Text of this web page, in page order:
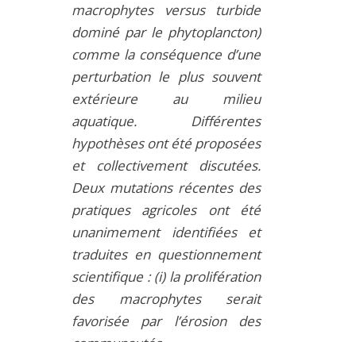
macrophytes versus turbide
dominé par le phytoplancton)
comme la conséquence d’une
perturbation le plus souvent
extérieure au milieu
aquatique. Différentes
hypothèses ont été proposées
et collectivement discutées.
Deux mutations récentes des
pratiques agricoles ont été
unanimement identifiées et
traduites en questionnement
scientifique : (i) la prolifération
des macrophytes serait
favorisée par l’érosion des